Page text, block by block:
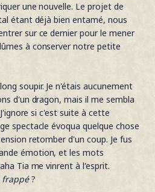
une nouvelle. Le projet de
étant déjà bien entamé, nous
sur ce dernier pour le mener
à conserver notre petite
soupir. Je n'étais aucunement
d'un dragon, mais il me sembla
si c'est suite à cette
spectacle évoqua quelque chose
retomber d'un coup. Je fus
émotion, et les mots
Tia me vinrent à l'esprit.
frappé?